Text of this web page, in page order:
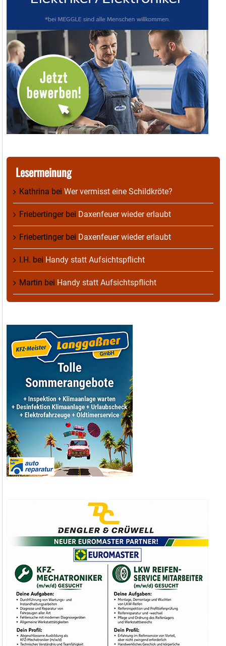
Lesermeinung
Kathrina bei Wer vermisst eine Schildkröte?
Friebertingerbei Daxenfeuer wieder erlaubt
Friebertingerbei Daxenfeuer wieder erlaubt
I.H. bei Handy statt Aufsichtspflicht
Martin bei Handy statt Aufsichtspflicht